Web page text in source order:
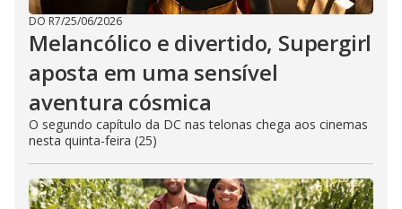
DO R7/25/06/2026
Melancólico e divertido, Supergirl
aposta em uma sensível
aventura cósmica
O segundo capítulo da DC nas telonas chega aos cinemas
nesta quinta-feira (25)